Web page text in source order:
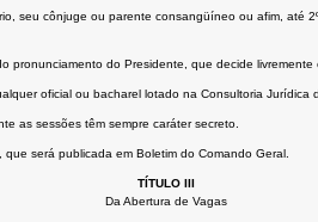
seu cônjuge ou parente consangüíneo ou afim, até
do Presidente, que decide livremente
oficial ou bacharel lotado na Consultoria
as sessões têm sempre caráter secreto.
será publicada em Boletim do Comando Geral.
TÍTULO III
Da Abertura de Vagas